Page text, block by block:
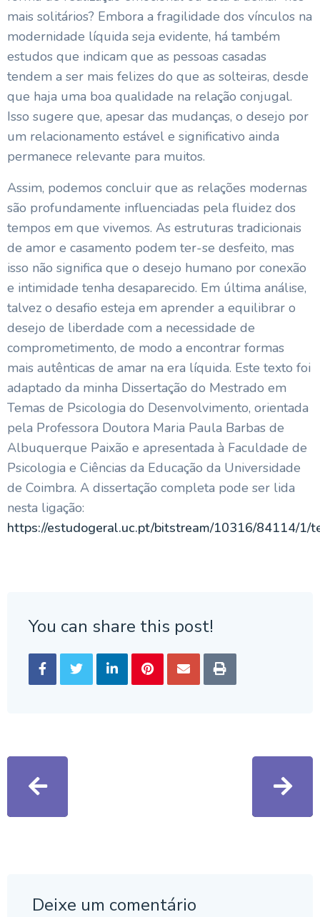
mais solitários? Embora a fragilidade dos vínculos na
modernidade líquida seja evidente, há também
estudos que indicam que as pessoas casadas
tendem a ser mais felizes do que as solteiras, desde
que haja uma boa qualidade na relação conjugal.
Isso sugere que, apesar das mudanças, o desejo por
um relacionamento estável e significativo ainda
permanece relevante para muitos.
Assim, podemos concluir que as relações modernas
são profundamente influenciadas pela fluidez dos
tempos em que vivemos. As estruturas tradicionais
de amor e casamento podem ter-se desfeito, mas
isso não significa que o desejo humano por conexão
e intimidade tenha desaparecido. Em última análise,
talvez o desafio esteja em aprender a equilibrar o
desejo de liberdade com a necessidade de
comprometimento, de modo a encontrar formas
mais autênticas de amar na era líquida. Este texto foi
adaptado da minha Dissertação do Mestrado em
Temas de Psicologia do Desenvolvimento, orientada
pela Professora Doutora Maria Paula Barbas de
Albuquerque Paixão e apresentada à Faculdade de
Psicologia e Ciências da Educação da Universidade
de Coimbra. A dissertação completa pode ser lida
nesta ligação:
https://estudogeral.uc.pt/bitstream/10316/84114/1/
You can share this post!
Deixe um comentário